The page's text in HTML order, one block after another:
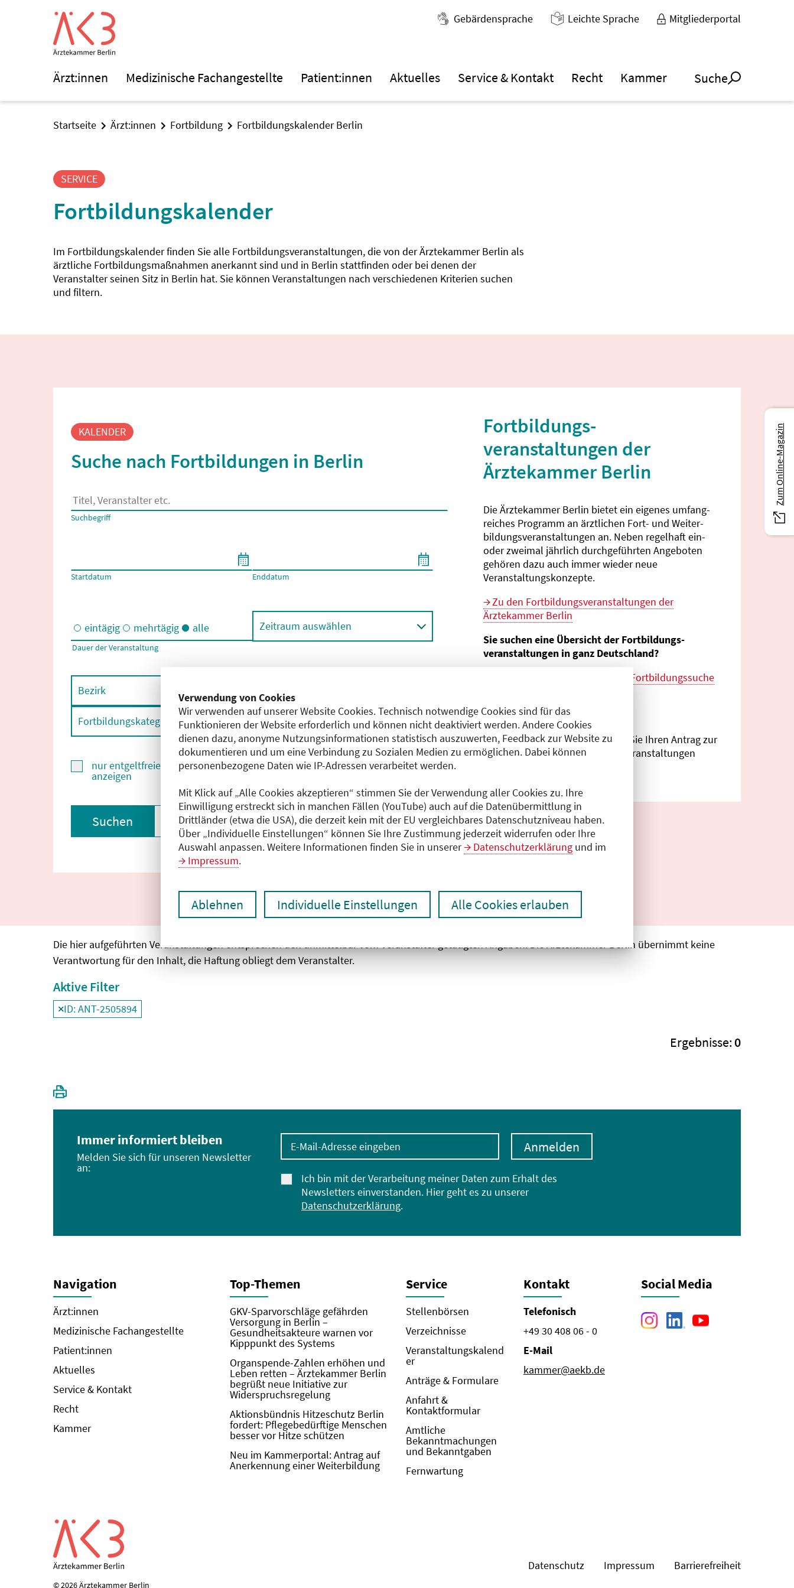
Verwendung von Cookies
Wir verwenden auf unserer Website Cookies. Technisch notwendige Cookies sind für das
Funktionieren der Website erforderlich und können nicht deaktiviert werden. Andere Cookies
dienen dazu, anonyme Nutzungsinformationen statistisch auszuwerten, Feedback zur Website zu
dokumentieren und um eine Verbindung zu Sozialen Medien zu ermöglichen. Dabei können
personenbezogene Daten wie IP-Adressen verarbeitet werden.
Mit Klick auf „Alle Cookies akzeptieren“ stimmen Sie der Verwendung aller Cookies zu. Ihre
Einwilligung erstreckt sich in manchen Fällen (YouTube) auch auf die Datenübermittlung in
Drittländer (etwa die USA), die derzeit kein mit der EU vergleichbares Datenschutzniveau haben.
Über „Individuelle Einstellungen“ können Sie Ihre Zustimmung jederzeit widerrufen oder Ihre
Auswahl anpassen. Weitere Informationen finden Sie in unserer
Datenschutzerklärung und im
Impressum.
Ablehnen Individuelle Einstellungen Alle Cookies erlauben
Gebärdensprache Leichte Sprache Mitgliederportal
Ärzt:innen Medizinische Fachangestellte Patient:innen Aktuelles Service & Kontakt Recht Kammer Suche
Startseite Ärzt:innen Fortbildung Fortbildungskalender Berlin
SERVICE
Fortbildungskalender
Im Fortbildungskalender finden Sie alle Fortbildungsveranstaltungen, die von der Ärztekammer Berlin als
ärztliche Fortbildungsmaßnahmen anerkannt sind und in Berlin stattfinden oder bei denen der
Veranstalter seinen Sitz in Berlin hat. Sie können Veranstaltungen nach verschiedenen Kriterien suchen
und filtern.
KALENDER
Suche nach Fortbildungen in Berlin
Es erscheinen Suchvorschläge, wenn mindestens 2 Zeichen eingegeben wurden.
Suchbegriff
Startdatum Enddatum
Eintägige und/oder mehrtägige Veranstaltungen
eintägig mehrtägig alle
Dauer der Veranstaltung
Zeitraum auswählen
Bezirk
Fortbildungskategorie Fachgebiet
nur entgeltfreie Fortbildungen
anzeigen
Suchen Filter zurücksetzen Ergebnisse drucken
Fortbildungs­
veranstaltungen der
Ärztekammer Berlin
Die Ärztekammer Berlin bietet ein eigenes umfang­
reiches Programm an ärztlichen Fort- und Weiter­
bildungs­veranstaltungen an. Neben regelhaft ein-
oder zweimal jährlich durch­geführten Angeboten
gehören dazu auch immer wieder neue
Veranstaltungs­konzepte.
Zu den Fortbildungs­veranstaltungen der
Ärztekammer Berlin
Sie suchen eine Übersicht der Fortbildungs­
veranstaltungen in ganz Deutschland?
bundes­weiten Fortbildungs­suche
Sie sind Veranstalter?
Im
CME-Antragsportalkönnen Sie Ihren Antrag zur
Anerkennung von Fortbildungs­veranstaltungen
Die hier aufgeführten Veranstaltungen entsprechen den unmittelbar vom Veranstalter getätigten Angaben. Die Ärztekammer Berlin übernimmt keine
Verantwortung für den Inhalt, die Haftung obliegt dem Veranstalter.
Aktive Filter
Filter
ID: ANT-2505894
deaktivieren und Suchergebnisse neu laden
Ergebnisse:0
Immer informiert bleiben
Melden Sie sich für unseren Newsletter
an:
E-Mail-Adresse eingeben
Ich bin mit der Verarbeitung meiner Daten zum Erhalt des
Newsletters einverstanden. Hier geht es zu unserer
Datenschutzerklärung.
Anmelden
Navigation
Ärzt:innen
Medizinische Fachangestellte
Patient:innen
Aktuelles
Service & Kontakt
Recht
Kammer
Top-Themen
GKV-Sparvorschläge gefährden
Versorgung in Berlin –
Gesundheitsakteure warnen vor
Kipppunkt des Systems
Organspende-Zahlen erhöhen und
Leben retten – Ärztekammer Berlin
begrüßt neue Initiative zur
Widerspruchsregelung
Aktionsbündnis Hitzeschutz Berlin
fordert: Pflegebedürftige Menschen
besser vor Hitze schützen
Neu im Kammerportal: Antrag auf
Anerkennung einer Weiterbildung
Service
Stellenbörsen
Verzeichnisse
Veranstaltungskalend
er
Anträge & Formulare
Anfahrt &
Kontaktformular
Amtliche
Bekanntmachungen
und Bekanntgaben
Fernwartung
Kontakt
Telefonisch
+49 30 408 06 - 0
E-Mail
kammer@aekb.de
Social Media
Datenschutz Impressum Barrierefreiheit
© 2026 Ärztekammer Berlin
Zum Online-Magazin